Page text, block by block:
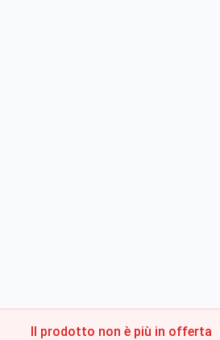
Il prodotto non è più in offerta